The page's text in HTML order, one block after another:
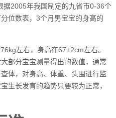
据2005年我国制定的九省市0-36个
位数表，3个月男宝宝的身高的
左右，身高在67±2cm左右。
部分宝宝测量得出的数值，通常
体，对身高、体重、头围进行监
生长发育的趋势只要较为正常，